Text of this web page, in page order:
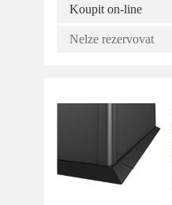
Koupit on-line
Nelze rezervovat